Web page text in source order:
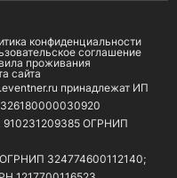
конфиденциальности
соглашение
проживания
сайта
принадлежат ИП
910231209385 ОГРНИП
324774600112140;